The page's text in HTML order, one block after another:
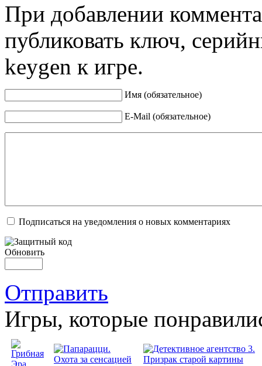
При добавлении
публиковать ключ,
keygen к игре.
Имя (обязательное)
E-Mail (обязательное)
Подписаться на уведомления о новых комментариях
Обновить
Отправить
Игры, которые